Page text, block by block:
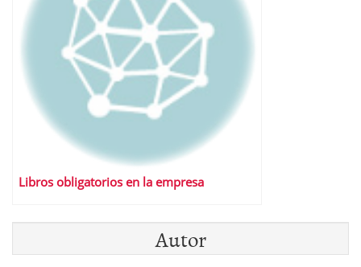
Libros obligatorios en la empresa
Autor